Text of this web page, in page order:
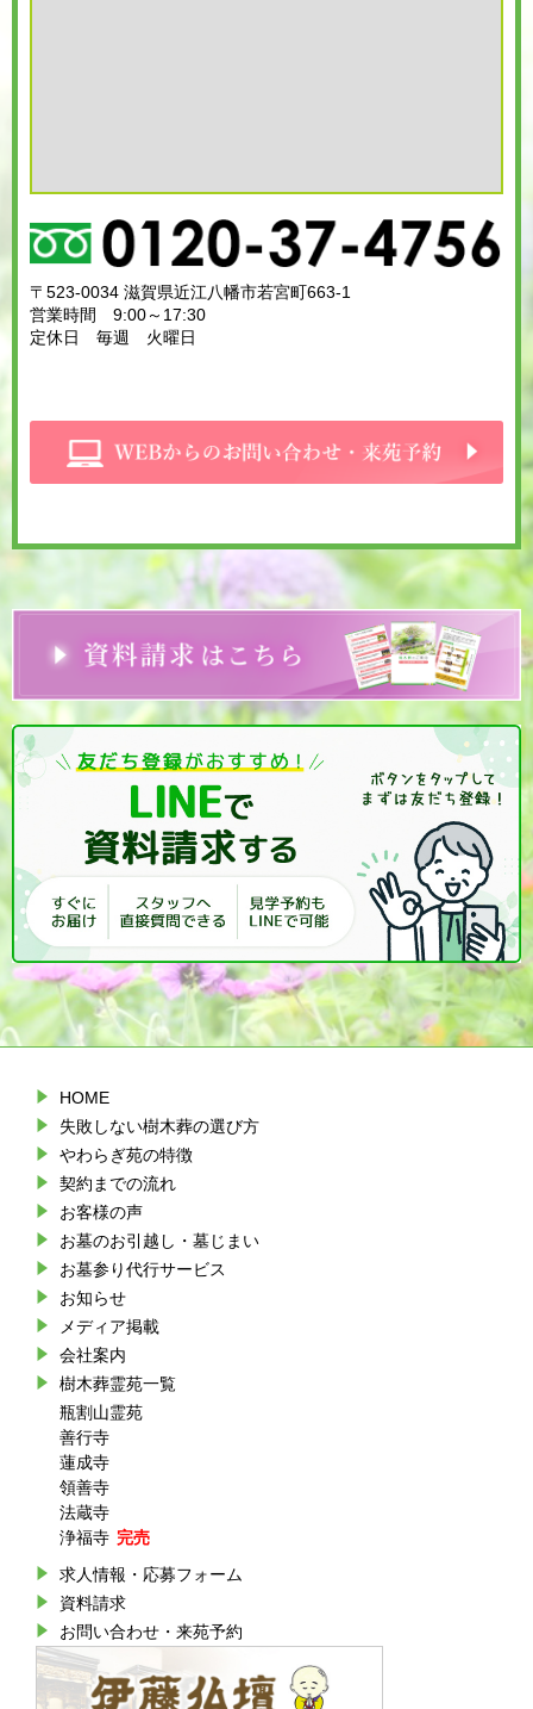
〒523-0034 滋賀県近江八幡市若宮町663-1
営業時間 9:00～17:30
定休日 毎週 火曜日
HOME
失敗しない樹木葬の選び方
やわらぎ苑の特徴
契約までの流れ
お客様の声
お墓のお引越し・墓じまい
お墓参り代行サービス
お知らせ
メディア掲載
会社案内
樹木葬霊苑一覧
瓶割山霊苑
善行寺
蓮成寺
領善寺
法蔵寺
浄福寺
求人情報・応募フォーム
資料請求
お問い合わせ・来苑予約